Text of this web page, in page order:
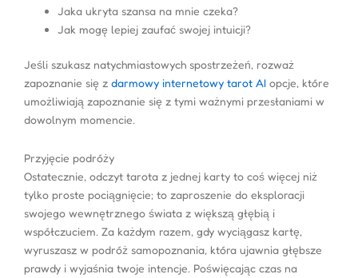
Jaka ukryta szansa na mnie czeka?
Jak mogę lepiej zaufać swojej intuicji?
Jeśli szukasz natychmiastowych spostrzeżeń, rozważ
zapoznanie się z darmowy internetowy tarot AI opcje, które
umożliwiają zapoznanie się z tymi ważnymi przesłaniami w
dowolnym momencie.
Przyjęcie podróży
Ostatecznie, odczyt tarota z jednej karty to coś więcej niż
tylko proste pociągnięcie; to zaproszenie do eksploracji
swojego wewnętrznego świata z większą głębią i
współczuciem. Za każdym razem, gdy wyciągasz kartę,
wyruszasz w podróż samopoznania, która ujawnia głębsze
prawdy i wyjaśnia twoje intencje. Poświęcając czas na